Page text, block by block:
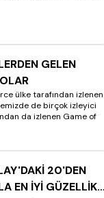
GELEN
ülke tarafından izlenen
de birçok izleyici
da izlenen Game of
20'DEN
EN İYİ GÜZELLİK